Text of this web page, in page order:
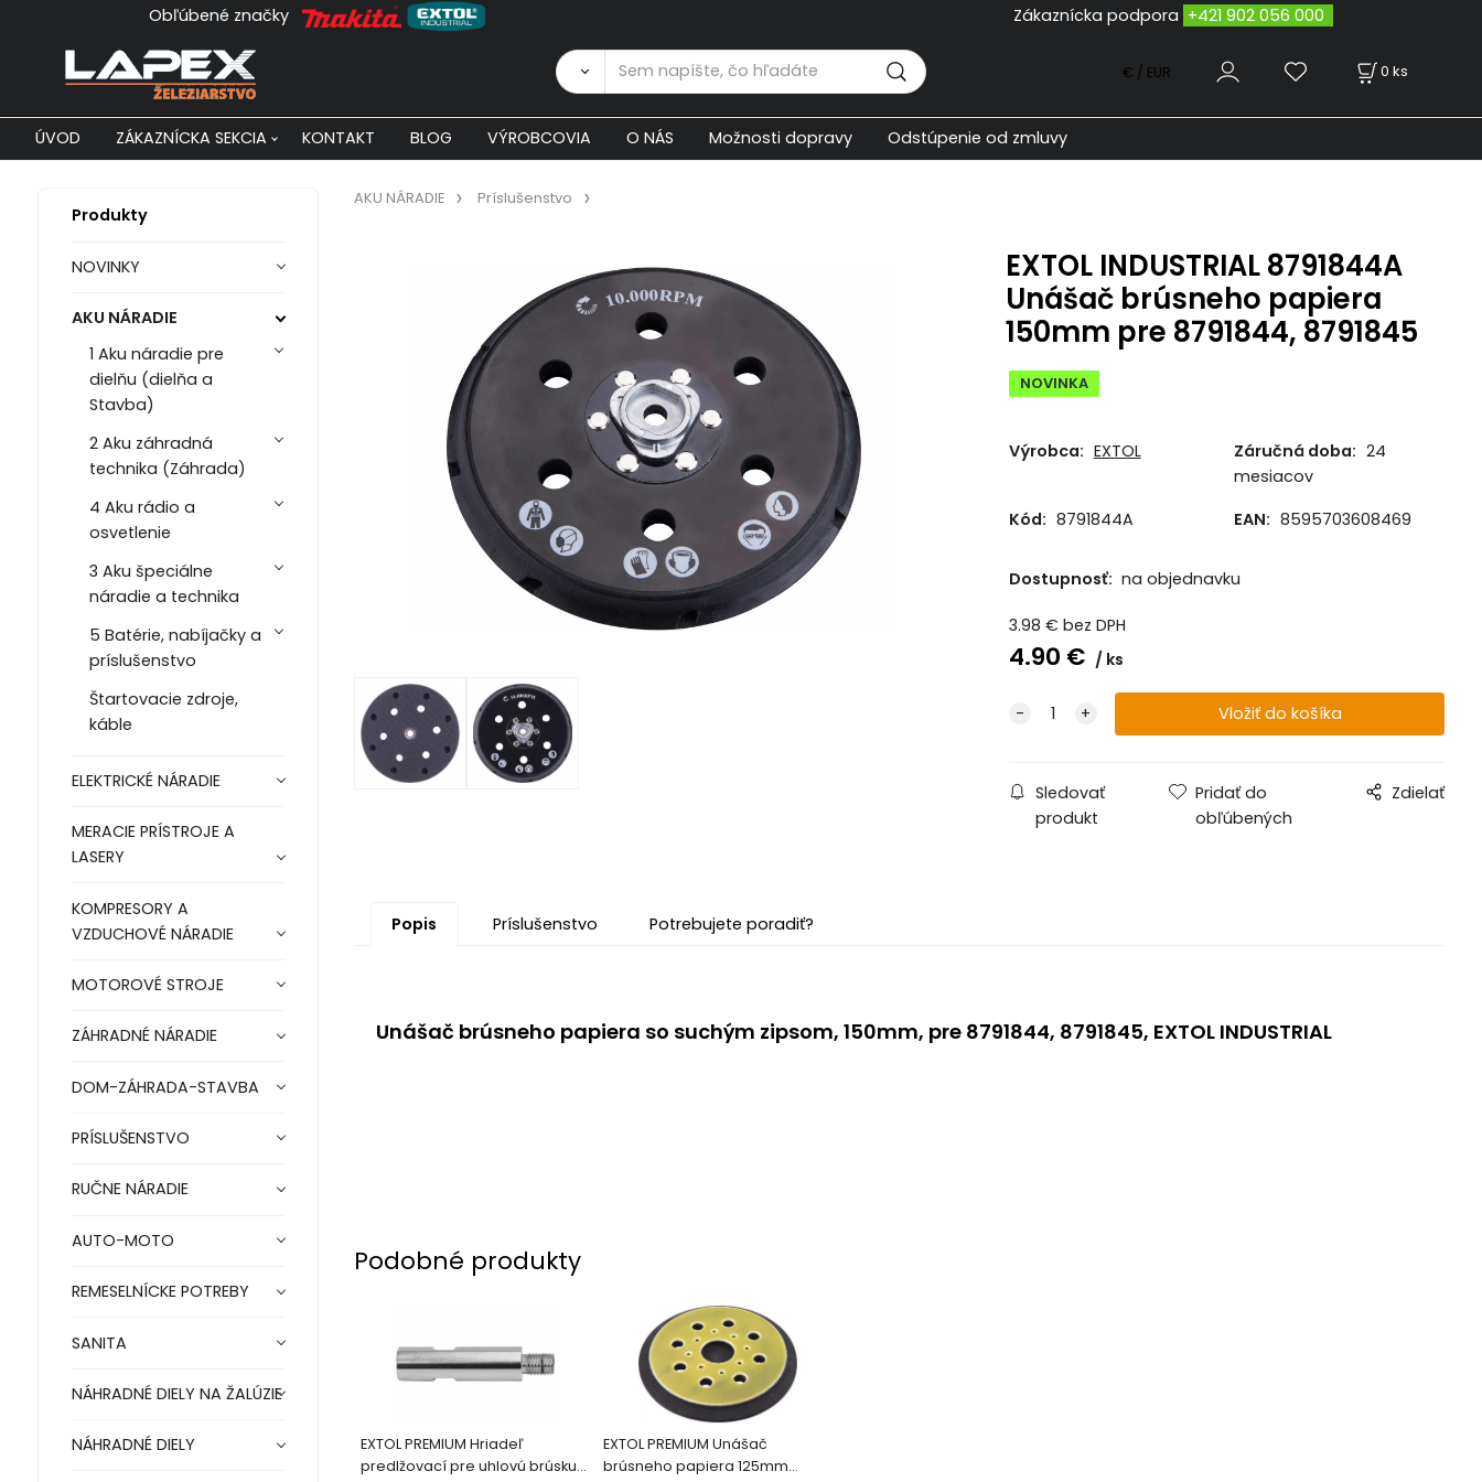
Obľúbené značky Zákaznícka podpora +421 902 056 000
0 ks
€ / EUR
ÚVOD ZÁKAZNÍCKA SEKCIA KONTAKT BLOG VÝROBCOVIA O NÁS Možnosti dopravy Odstúpenie od zmluvy
Produkty
NOVINKY
AKU NÁRADIE
1 Aku náradie pre
dielňu (dielňa a
Stavba)
2 Aku záhradná
technika (Záhrada)
4 Aku rádio a
osvetlenie
3 Aku špeciálne
náradie a technika
5 Batérie, nabíjačky a
príslušenstvo
Štartovacie zdroje,
káble
ELEKTRICKÉ NÁRADIE
MERACIE PRÍSTROJE A
LASERY
KOMPRESORY A
VZDUCHOVÉ NÁRADIE
MOTOROVÉ STROJE
ZÁHRADNÉ NÁRADIE
DOM-ZÁHRADA-STAVBA
PRÍSLUŠENSTVO
RUČNE NÁRADIE
AUTO-MOTO
REMESELNÍCKE POTREBY
SANITA
NÁHRADNÉ DIELY NA ŽALÚZIE
NÁHRADNÉ DIELY
AKU NÁRADIE Príslušenstvo
EXTOL INDUSTRIAL 8791844A
Unášač brúsneho papiera
150mm pre 8791844, 8791845
NOVINKA
Výrobca: EXTOL Záručná doba: 24
mesiacov
Kód: 8791844A EAN: 8595703608469
Dostupnosť: na objednavku
3.98 € bez DPH
4.90 € ks
Sledovať
produkt
Pridať do
obľúbených
Zdielať
Popis Príslušenstvo Potrebujete poradiť?
Unášač brúsneho papiera so suchým zipsom, 150mm, pre 8791844, 8791845, EXTOL INDUSTRIAL
Podobné produkty
EXTOL PREMIUM Hriadeľ
predlžovací pre uhlovú brúsku
EXTOL PREMIUM Unášač
brúsneho papiera 125mm